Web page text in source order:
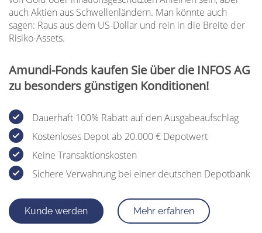
auch Aktien aus Schwellenländern. Man könnte auch
sagen: Raus aus dem US-Dollar und rein in die Breite der
Risiko-Assets.
Amundi-Fonds kaufen Sie über die INFOS AG
zu besonders günstigen Konditionen!
Dauerhaft 100% Rabatt auf den Ausgabeaufschlag
Kostenloses Depot ab 20.000 € Depotwert
Keine Transaktionskosten
Sichere Verwahrung bei einer deutschen Depotbank
Kunde werden Mehr erfahren